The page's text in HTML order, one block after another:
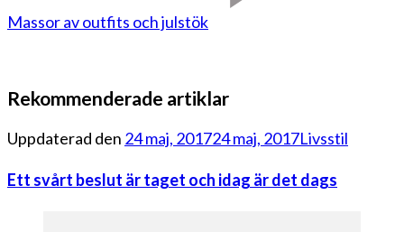
Massor av outfits och julstök
Rekommenderade artiklar
Uppdaterad den 24 maj, 201724 maj, 2017Livsstil
Ett svårt beslut är taget och idag är det dags